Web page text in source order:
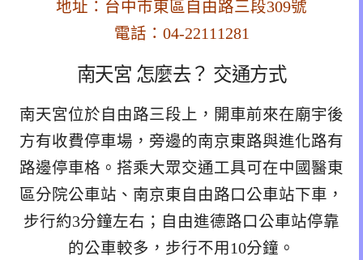
地址：台中市東區自由路三段309號
電話：04-22111281
南天宮 怎麼去？ 交通方式
南天宮位於自由路三段上，開車前來在廟宇後
方有收費停車場，旁邊的南京東路與進化路有
路邊停車格。搭乘大眾交通工具可在中國醫東
區分院公車站、南京東自由路口公車站下車，
步行約3分鐘左右；自由進德路口公車站停靠
的公車較多，步行不用10分鐘。